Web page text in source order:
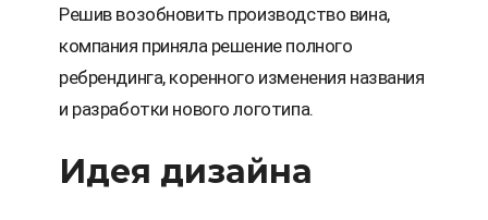
Решив возобновить производство вина,
компания приняла решение полного
ребрендинга, коренного изменения названия
и разработки нового логотипа.
Идея дизайна